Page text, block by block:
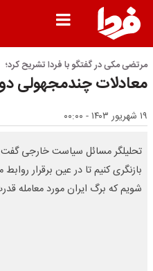
مرتضی مکی در گفتگو با فردا تشریح کرد؛
معادلات چندمجهولی
۱۹ شهریور ۱۴۰۳ - ۰۰:۰۰
تحلیلگر مسائل سیاست خارجی
بازنگری کنیم تا در عین برقرار
شویم که برگ ایران مورد معامله